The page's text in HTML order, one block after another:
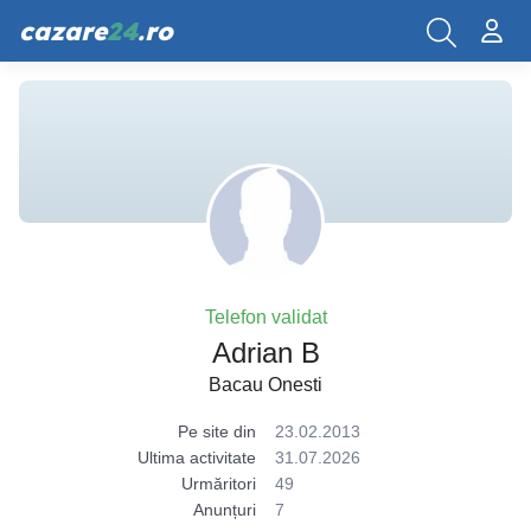
cazare24.ro
Telefon validat
Adrian B
Bacau Onesti
Pe site din
23.02.2013
Ultima activitate
31.07.2026
Urmăritori
49
Anunțuri
7